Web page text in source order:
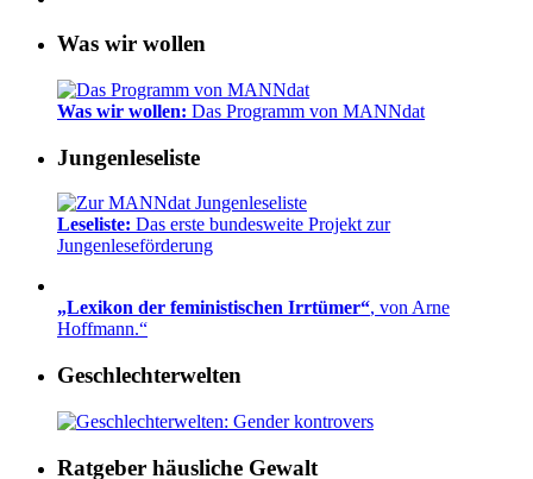
Was wir wollen
Was wir wollen: Das Programm von MANNdat
Jungenleseliste
Leseliste: Das erste bundesweite Projekt zur
Jungenleseförderung
„Lexikon der feministischen Irrtümer“, von Arne
Hoffmann.“
Geschlechterwelten
Ratgeber häusliche Gewalt